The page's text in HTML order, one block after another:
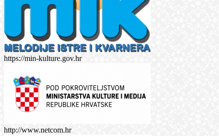
https://min-kulture.gov.hr
http://www.netcom.hr